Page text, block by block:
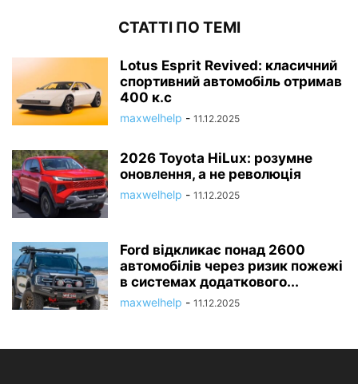
СТАТТІ ПО ТЕМІ
Lotus Esprit Revived: класичний
спортивний автомобіль отримав
400 к.с
maxwelhelp - 11.12.2025
2026 Toyota HiLux: розумне
оновлення, а не революція
maxwelhelp - 11.12.2025
Ford відкликає понад 2600
автомобілів через ризик пожежі
в системах додаткового...
maxwelhelp - 11.12.2025